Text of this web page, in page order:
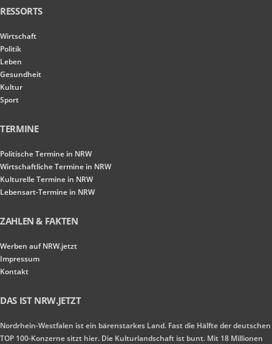
RESSORTS
Wirtschaft
Politik
Leben
Gesundheit
Kultur
Sport
TERMINE
Politische Termine in NRW
Wirtschaftliche Termine in NRW
Kulturelle Termine in NRW
Lebensart-Termine in NRW
ZAHLEN & FAKTEN
Werben auf NRW.jetzt
Impressum
Kontakt
DAS IST NRW.JETZT
Nordrhein-Westfalen ist ein bärenstarkes Land. Fast die Hälfte der deutschen
TOP 100-Konzerne sitzt hier. Die Kulturlandschaft ist bunt. Mit 18 Millionen